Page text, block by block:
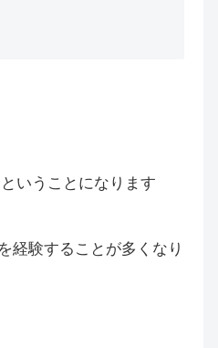
いうことになります
経験することが多くなり